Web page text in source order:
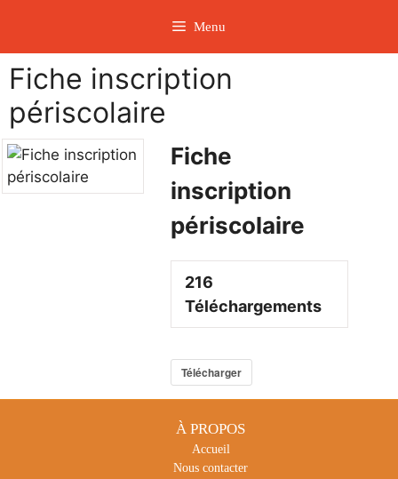
contenu
Menu
Fiche inscription
périscolaire
Fiche
inscription
périscolaire
216
Téléchargements
Télécharger
À PROPOS
Accueil
Nous contacter